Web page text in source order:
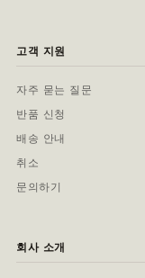
고객 지원
자주 묻는 질문
반품 신청
배송 안내
취소
문의하기
회사 소개